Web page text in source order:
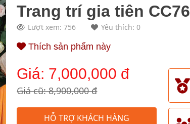
Trang trí gia tiên CC76
Lượt xem: 756 Yêu thích: 0
Thích sản phẩm này
Giá: 7,000,000 đ
Giá cũ: 8,900,000 đ
HỖ TRỢ KHÁCH HÀNG